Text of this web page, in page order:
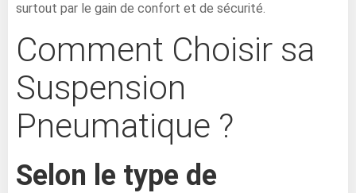
surtout par le gain de confort et de sécurité.
Comment Choisir sa
Suspension
Pneumatique ?
Selon le type de